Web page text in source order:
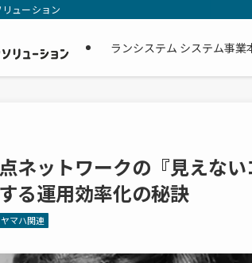
ューション
ランシステム システム事業
ネットワークの『見えな
る運用効率化の秘訣
ヤマハ関連